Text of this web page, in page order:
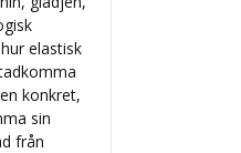
elastisk
konkret,
sin
från